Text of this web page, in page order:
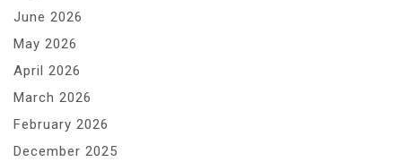
June 2026
May 2026
April 2026
March 2026
February 2026
December 2025